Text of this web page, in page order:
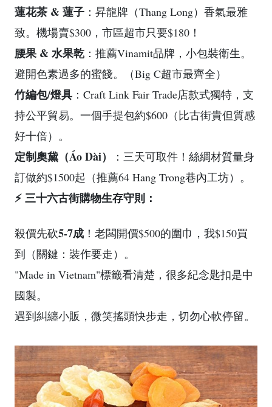
蓮花茶 & 蓮子 ：昇龍牌（Thang Long）香氣最雅
致。機場賣$300，市區超市只要$180！
腰果 & 水果乾 ：推薦Vinamit品牌，小包裝衛生。
避開色素過多的蜜餞。（Big C超市最齊全）
竹編包/燈具 ：Craft Link Fair Trade店款式獨特，支
持公平貿易。一個手提包約$600（比古街貴但質感
好十倍）。
定制奧黛（Áo Dài）
：三天可取件！絲綢材質量身
訂做約$1500起（推薦64 Hang Trong巷內工坊）。
⚡ 三十六古街購物生存守則：
殺價先砍5-7成 ！老闆開價$500的圍巾，我$150買
到（關鍵：裝作要走）。
"Made in Vietnam"標籤看清楚，很多紀念匙扣是中
國製。
遇到糾纏小販，微笑搖頭快步走，切勿心軟停留。